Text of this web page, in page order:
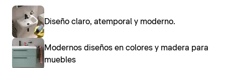
Diseño claro, atemporal y moderno.
Modernos diseños en colores y madera para
muebles